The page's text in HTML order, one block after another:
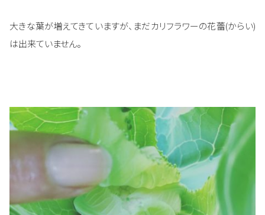
大きな葉が増えてきていますが、まだカリフラワーの花蕾(からい)
は出来ていません。